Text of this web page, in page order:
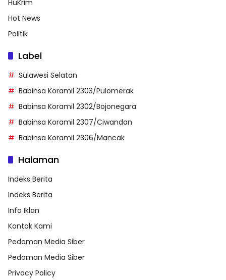
HuKrim
Hot News
Politik
Label
Sulawesi Selatan
Babinsa Koramil 2303/Pulomerak
Babinsa Koramil 2302/Bojonegara
Babinsa Koramil 2307/Ciwandan
Babinsa Koramil 2306/Mancak
Halaman
Indeks Berita
Indeks Berita
Info Iklan
Kontak Kami
Pedoman Media Siber
Pedoman Media Siber
Privacy Policy